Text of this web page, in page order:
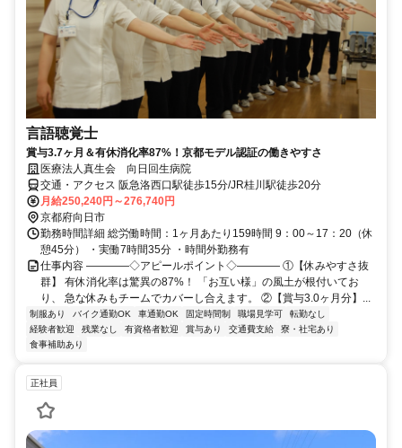
言語聴覚士
賞与3.7ヶ月＆有休消化率87%！京都モデル認証の働きやすさ
医療法人真生会 向日回生病院
交通・アクセス 阪急洛西口駅徒歩15分/JR桂川駅徒歩20分
月給250,240円～276,740円
京都府向日市
勤務時間詳細 総労働時間：1ヶ月あたり159時間 9：00～17：20（休
憩45分） ・実働7時間35分 ・時間外勤務有
仕事内容 ――――◇アピールポイント◇―――― ①【休みやすさ抜
群】 有休消化率は驚異の87%！ 「お互い様」の風土が根付いてお
り、 急な休みもチームでカバーし合えます。 ②【賞与3.0ヶ月分】...
制服あり バイク通勤OK 車通勤OK 固定時間制 職場見学可
転勤なし
経験者歓迎
残業なし 有資格者歓迎 賞与あり 交通費支給
寮・社宅あり
食事補助あり
正社員